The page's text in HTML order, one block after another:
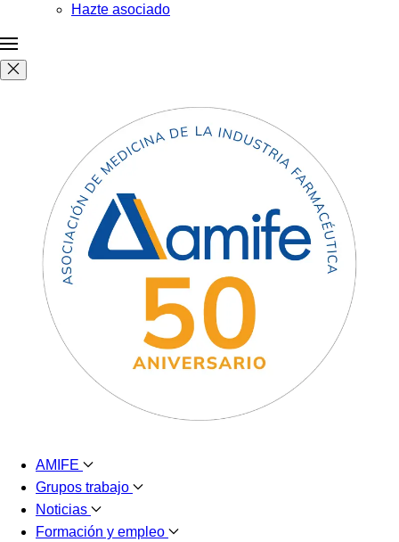
Hazte asociado
AMIFE
Grupos trabajo
Noticias
Formación y empleo